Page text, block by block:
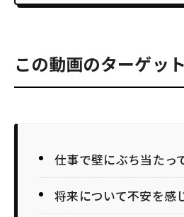
この動画のターゲッ
仕事で壁にぶち当たっ
将来について不安を感